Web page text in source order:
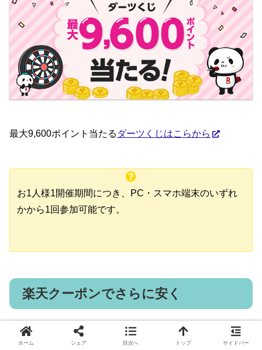
最大9,600ポイント当たる ダーツくじはこらから
お1人様1開催期間につき、PC・スマホ端末のいずれ
かから1回参加可能です。
楽天クーポンでさらに安く
ホーム シェア 目次へ トップ サイドバー